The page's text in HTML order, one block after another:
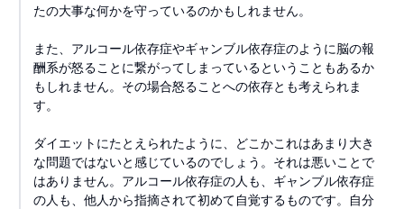
たの大事な何かを守っているのかもしれません。
また、アルコール依存症やギャンブル依存症のように脳の報
酬系が怒ることに繋がってしまっているということもあるか
もしれません。その場合怒ることへの依存とも考えられま
す。
ダイエットにたとえられたように、どこかこれはあまり大き
な問題ではないと感じているのでしょう。それは悪いことで
はありません。アルコール依存症の人も、ギャンブル依存症
の人も、他人から指摘されて初めて自覚するものです。自分